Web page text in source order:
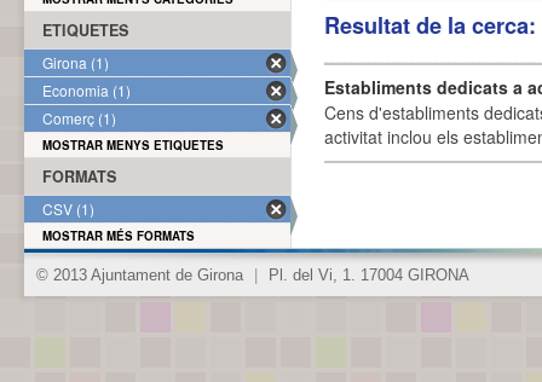
Resultat de la
Establiments dedicats a
Cens d'establiments
activitat inclou els
ETIQUETES
Girona (1)
Economia (1)
Comerç (1)
MOSTRAR MENYS ETIQUETES
FORMATS
CSV (1)
MOSTRAR MÉS FORMATS
© 2013 Ajuntament de Girona Pl. del Vi, 1. 17004 GIRONA